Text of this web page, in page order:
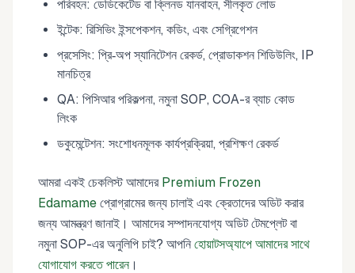
পরিবহন: ডেডিকেটেড বা ক্লিনড যানবাহন, সীলকৃত লোড
ইন্টেক: রিসিভিং ইন্সপেকশন, কডিং, এবং সেগ্রিগেশন
প্রসেসিং: প্রি‑অপ স্যানিটেশন রেকর্ড, প্রোডাকশন শিডিউলিং, IP
মানচিত্র
QA: পিসিআর পরিকল্পনা, নমুনা SOP, COA-র ব্যাচ কোড
লিংক
ডকুমেন্টেশন: সংশোধনমূলক কার্যপ্রক্রিয়া, প্রশিক্ষণ রেকর্ড
আমরা একই চেকলিস্ট আমাদের Premium Frozen
Edamame প্রোগ্রামের জন্য চালাই এবং ক্রেতাদের অডিট করার
জন্য আমন্ত্রণ জানাই। আমাদের সম্পাদনযোগ্য অডিট টেমপ্লেট বা
নমুনা SOP-এর অনুলিপি চাই? আপনি হোয়াটসঅ্যাপে আমাদের সাথে
যোগাযোগ করতে পারেন।